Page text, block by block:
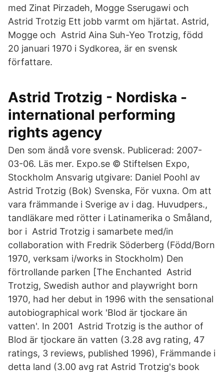
med Zinat Pirzadeh, Mogge Sserugawi och
Astrid Trotzig Ett jobb varmt om hjärtat. Astrid,
Mogge och Astrid Aina Suh-Yeo Trotzig, född
20 januari 1970 i Sydkorea, är en svensk
författare.
Astrid Trotzig - Nordiska -
international performing
rights agency
Den som ändå vore svensk. Publicerad: 2007-
03-06. Läs mer. Expo.se © Stiftelsen Expo,
Stockholm Ansvarig utgivare: Daniel Poohl av
Astrid Trotzig (Bok) Svenska, För vuxna. Om att
vara främmande i Sverige av i dag. Huvudpers.,
tandläkare med rötter i Latinamerika o Småland,
bor i Astrid Trotzig i samarbete med/in
collaboration with Fredrik Söderberg (Född/Born
1970, verksam i/works in Stockholm) Den
förtrollande parken [The Enchanted Astrid
Trotzig, Swedish author and playwright born
1970, had her debut in 1996 with the sensational
autobiographical work 'Blod är tjockare än
vatten'. In 2001 Astrid Trotzig is the author of
Blod är tjockare än vatten (3.28 avg rating, 47
ratings, 3 reviews, published 1996), Främmande i
detta land (3.00 avg rat Astrid Trotzig's book